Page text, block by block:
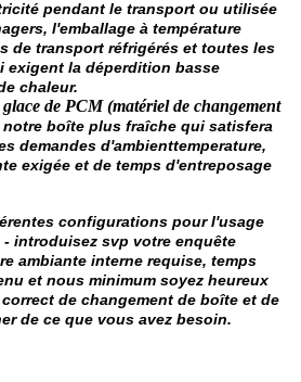
pendant le transport ou utilisée
l'emballage à température
de transport réfrigérés et toutes les
exigent la déperdition basse
chaleur.
glace de PCM (matériel de changement
boîte plus fraîche qui satisfera
demandes d'ambienttemperature,
exigée et de temps d'entreposage
configurations pour l'usage
introduisez svp votre enquête
ambiante interne requise, temps
et nous minimum soyez heureux
de changement de boîte et de
de ce que vous avez besoin.